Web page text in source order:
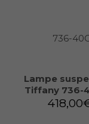
Lampe
Tiffany 736-
418,00